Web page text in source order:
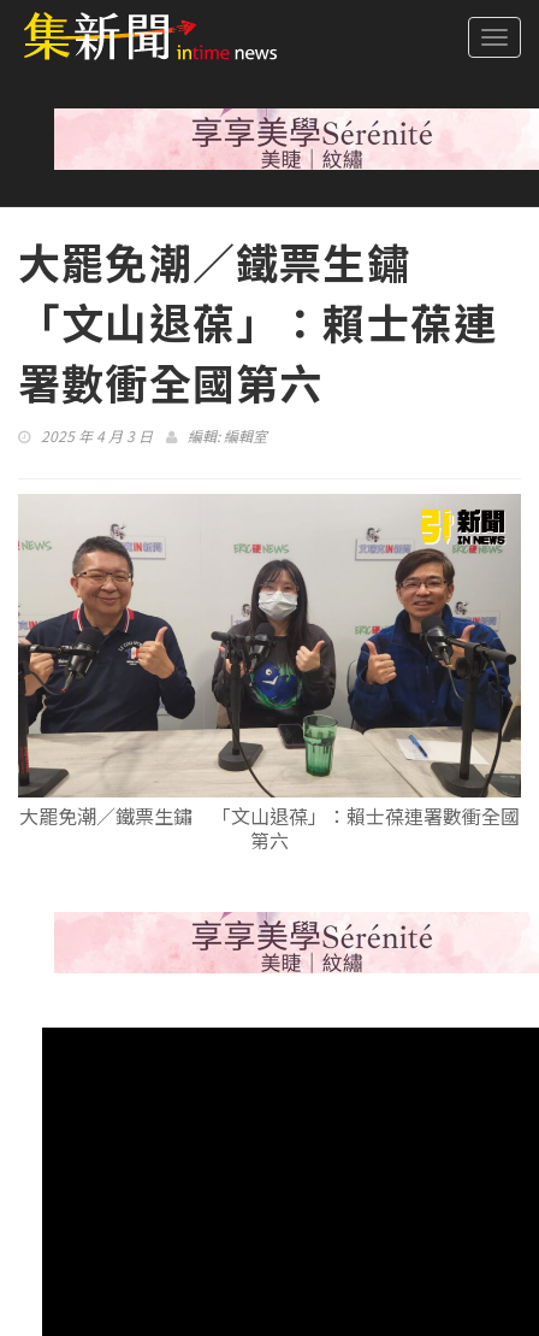
大罷免潮／鐵票生鏽
「文山退葆」：賴士葆連
署數衝全國第六
2025 年 4 月 3 日 編輯:編輯室
大罷免潮／鐵票生鏽 「文山退葆」：賴士葆連署數衝全國
第六